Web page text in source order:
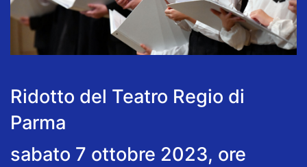
Ridotto del Teatro Regio di
Parma
sabato 7 ottobre 2023, ore